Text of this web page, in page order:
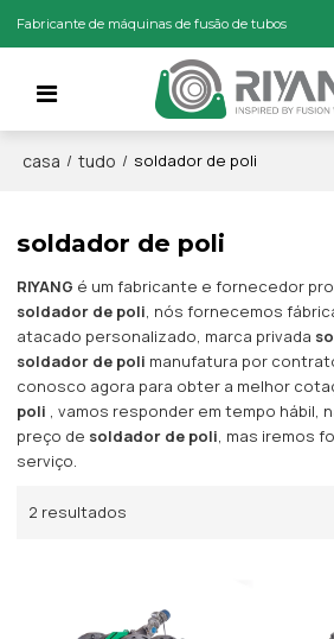
Fabricante de máquinas de fusão de tubos
casa / tudo / soldador de poli
soldador de poli
RIYANG é um fabricante e fornecedor
soldador de poli, nós fornecemos
atacado personalizado, marca privada
soldador de poli manufatura por
conosco agora para obter a melhor
poli , vamos responder em tempo hábil,
preço de soldador de poli, mas iremos
serviço.
2 resultados